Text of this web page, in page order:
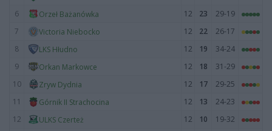
6
Orzeł Bażanówka 12 23
29-19
7
Victoria Niebocko 12 22
26-17
8
LKS Hłudno 12 19
34-24
9
Orkan Markowce 12 18
31-29
10
Zryw Dydnia 12 17
29-25
11
Górnik II Strachocina 12 13
24-23
12
ULKS Czerteż 12 10
19-32